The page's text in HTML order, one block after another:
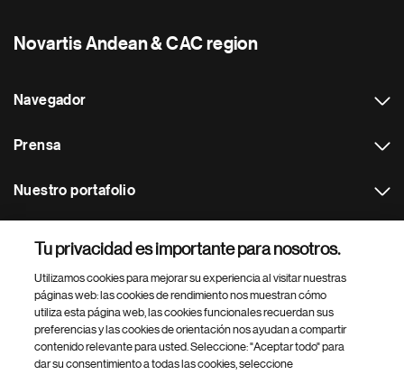
Novartis Andean & CAC region
Navegador
Prensa
Nuestro portafolio
Footer Site Search
Tu privacidad es importante para nosotros.
Utilizamos cookies para mejorar su experiencia al visitar nuestras
páginas web: las cookies de rendimiento nos muestran cómo
utiliza esta página web, las cookies funcionales recuerdan sus
preferencias y las cookies de orientación nos ayudan a compartir
contenido relevante para usted. Seleccione: "Aceptar todo" para
dar su consentimiento a todas las cookies, seleccione